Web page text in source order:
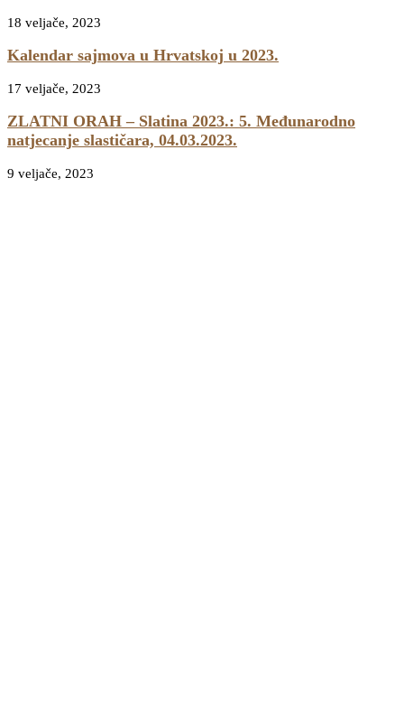
18 veljače, 2023
Kalendar sajmova u Hrvatskoj u 2023.
17 veljače, 2023
ZLATNI ORAH – Slatina 2023.: 5. Međunarodno
natjecanje slastičara, 04.03.2023.
9 veljače, 2023